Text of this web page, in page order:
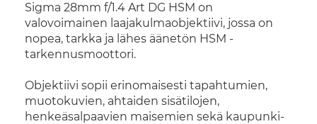
Sigma 28mm f/1.4 Art DG HSM on
valovoimainen laajakulmaobjektiivi, jossa on
nopea, tarkka ja lähes äänetön HSM -
tarkennusmoottori.
Objektiivi sopii erinomaisesti tapahtumien,
muotokuvien, ahtaiden sisätilojen,
henkeäsalpaavien maisemien sekä kaupunki-